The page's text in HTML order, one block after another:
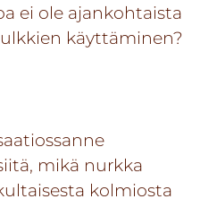
ei ole ajankohtaista
käyttäminen?
mikä nurkka
kolmiosta